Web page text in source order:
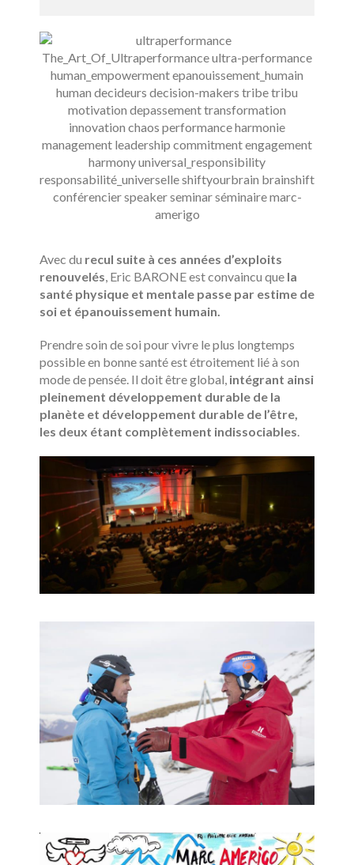
Avec du recul suite à ces années d’exploits
renouvelés, Eric BARONE est convaincu que la
santé physique et mentale passe par estime de
soi et épanouissement humain.
Prendre soin de soi pour vivre le plus longtemps
possible en bonne santé est étroitement lié à son
mode de pensée. Il doit être global, intégrant ainsi
pleinement développement durable de la
planète et développement durable de l’être,
les deux étant complètement indissociables.